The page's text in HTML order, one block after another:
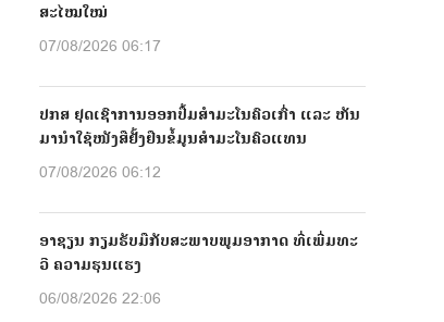
ສະໄໝໃໝ່
07/08/2026 06:17
ປກສ ຢຸດເຊົາການອອກປື້ມສຳມະໂນຄົວເກົ່າ ແລະ ຫັນ
ມານຳໃຊ້ໜັງສືຢັ້ງຢືນຂໍ້ມູນສຳມະໂນຄົວແທນ
07/08/2026 06:12
ອາຊຽນ ກຽມຮັບມືກັບສະພາບພູມອາກາດ ທີ່ເພີ່ມທະ
ວີ ຄວາມຮຸນແຮງ
06/08/2026 22:06